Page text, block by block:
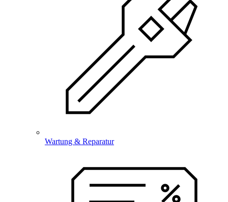
Wartung & Reparatur